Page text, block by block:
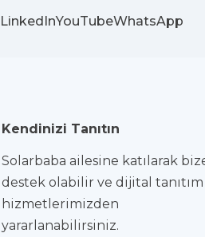
LinkedInYouTubeWhatsApp
Kendinizi Tanıtın
Solarbaba ailesine katılarak
destek olabilir ve dijital tanıtım
hizmetlerimizden
yararlanabilirsiniz.